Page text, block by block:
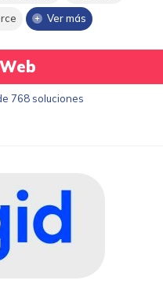
Ver más
768 soluciones